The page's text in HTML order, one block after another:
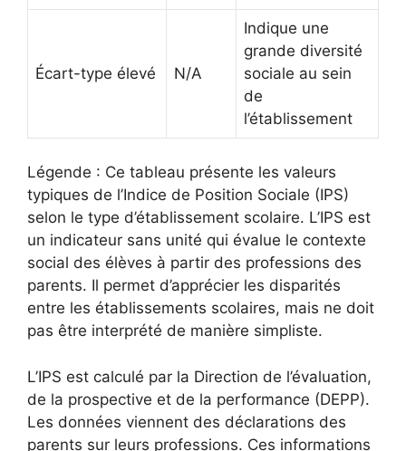
Écart-type élevé N/A
Indique une
grande diversité
sociale au sein
de
l’établissement
Légende : Ce tableau présente les valeurs
typiques de l’Indice de Position Sociale (IPS)
selon le type d’établissement scolaire. L’IPS est
un indicateur sans unité qui évalue le contexte
social des élèves à partir des professions des
parents. Il permet d’apprécier les disparités
entre les établissements scolaires, mais ne doit
pas être interprété de manière simpliste.
L’IPS est calculé par la Direction de l’évaluation,
de la prospective et de la performance (DEPP).
Les données viennent des déclarations des
parents sur leurs professions. Ces informations